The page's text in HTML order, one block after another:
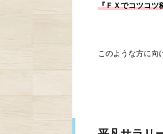
『ＦＸでコツコツ
このような方に向